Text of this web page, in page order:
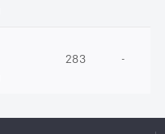
283 -